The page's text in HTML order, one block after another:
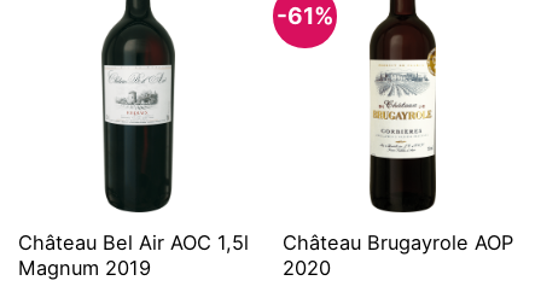
Château Bel Air AOC 1,5l
Magnum 2019
-61%
Château Brugayrole AOP
2020